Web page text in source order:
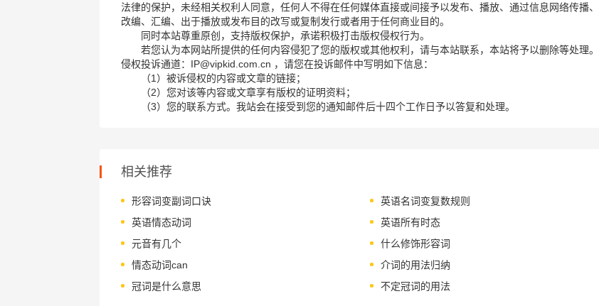
法律的保护，未经相关权利人同意，任何人不得在任何媒体直接或间接予以发布、播放、通过信息网络传播、
改编、汇编、出于播放或发布目的改写或复制发行或者用于任何商业目的。
同时本站尊重原创，支持版权保护，承诺积极打击版权侵权行为。
若您认为本网站所提供的任何内容侵犯了您的版权或其他权利，请与本站联系，本站将予以删除等处理。
侵权投诉通道：IP@vipkid.com.cn ，请您在投诉邮件中写明如下信息：
（1）被诉侵权的内容或文章的链接；
（2）您对该等内容或文章享有版权的证明资料；
（3）您的联系方式。我站会在接受到您的通知邮件后十四个工作日予以答复和处理。
相关推荐
形容词变副词口诀
英语名词变复数规则
英语情态动词
英语所有时态
元音有几个
什么修饰形容词
情态动词can
介词的用法归纳
冠词是什么意思
不定冠词的用法